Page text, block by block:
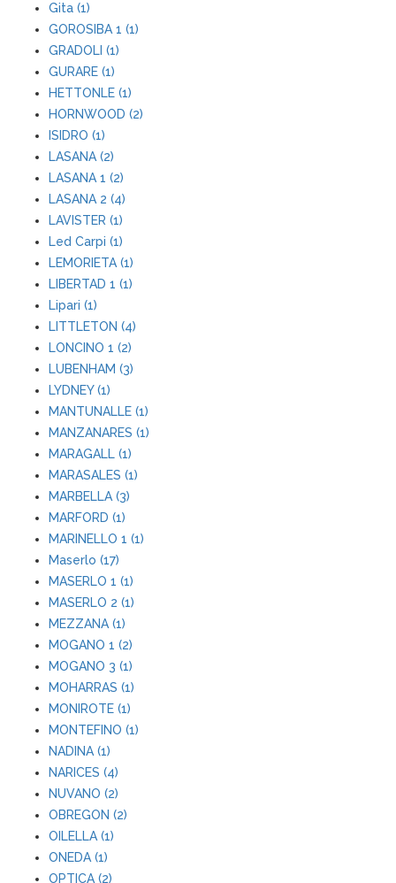
Gita (1)
GOROSIBA 1 (1)
GRADOLI (1)
GURARE (1)
HETTONLE (1)
HORNWOOD (2)
ISIDRO (1)
LASANA (2)
LASANA 1 (2)
LASANA 2 (4)
LAVISTER (1)
Led Carpi (1)
LEMORIETA (1)
LIBERTAD 1 (1)
Lipari (1)
LITTLETON (4)
LONCINO 1 (2)
LUBENHAM (3)
LYDNEY (1)
MANTUNALLE (1)
MANZANARES (1)
MARAGALL (1)
MARASALES (1)
MARBELLA (3)
MARFORD (1)
MARINELLO 1 (1)
Maserlo (17)
MASERLO 1 (1)
MASERLO 2 (1)
MEZZANA (1)
MOGANO 1 (2)
MOGANO 3 (1)
MOHARRAS (1)
MONIROTE (1)
MONTEFINO (1)
NADINA (1)
NARICES (4)
NUVANO (2)
OBREGON (2)
OILELLA (1)
ONEDA (1)
OPTICA (2)